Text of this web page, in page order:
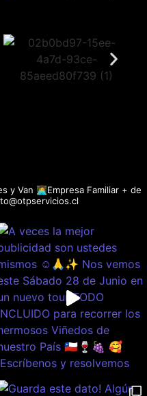
y Van 👩‍💻Empresa Familiar + de